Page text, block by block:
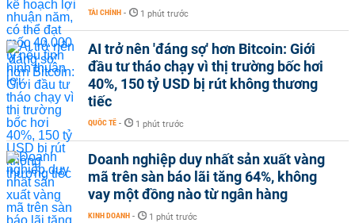
TÀI CHÍNH - 1 phút trước
AI trở nên 'đáng sợ' hơn Bitcoin: Giới
đầu tư tháo chạy vì thị trường bốc hơi
40%, 150 tỷ USD bị rút không thương
tiếc
QUỐC TẾ - 1 phút trước
Doanh nghiệp duy nhất sản xuất vàng
mã trên sàn báo lãi tăng 64%, không
vay một đồng nào từ ngân hàng
KINH DOANH - 1 phút trước